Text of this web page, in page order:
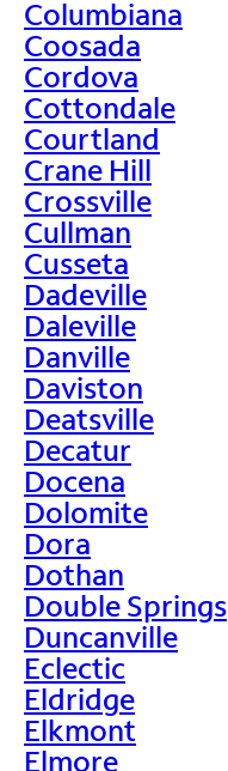
Columbiana
Coosada
Cordova
Cottondale
Courtland
Crane Hill
Crossville
Cullman
Cusseta
Dadeville
Daleville
Danville
Daviston
Deatsville
Decatur
Docena
Dolomite
Dora
Dothan
Double Springs
Duncanville
Eclectic
Eldridge
Elkmont
Elmore